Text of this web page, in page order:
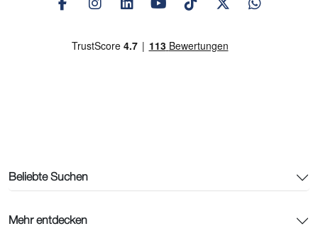
Beliebte Suchen
Mehr entdecken